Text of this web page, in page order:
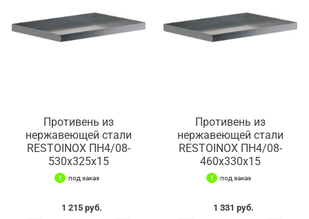
Противень из
нержавеющей стали
RESTOINOX ПН4/08-
530х325х15
под заказ
1 215 руб.
Противень из
нержавеющей стали
RESTOINOX ПН4/08-
460х330х15
под заказ
1 331 руб.